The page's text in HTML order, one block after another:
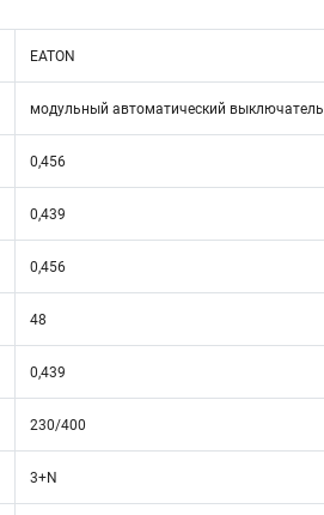
EATON
модульный автоматический выключатель
0,456
0,439
0,456
48
0,439
230/400
3+N